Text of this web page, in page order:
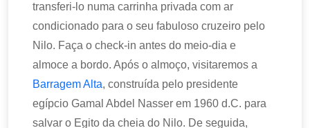
transferi-lo numa carrinha privada com ar
condicionado para o seu fabuloso cruzeiro pelo
Nilo. Faça o check-in antes do meio-dia e
almoce a bordo. Após o almoço, visitaremos a
Barragem Alta, construída pelo presidente
egípcio Gamal Abdel Nasser em 1960 d.C. para
salvar o Egito da cheia do Nilo. De seguida,